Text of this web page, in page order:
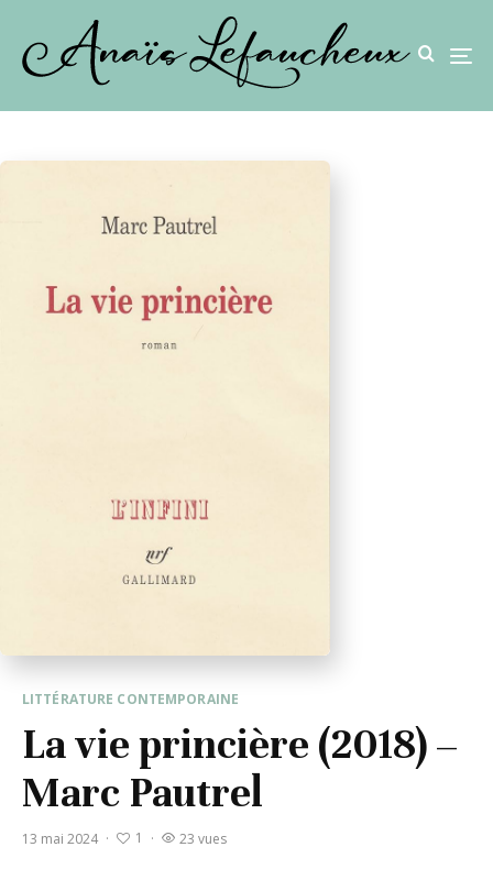
LITTÉRATURE CONTEMPORAINE
La vie princière (2018) –
Marc Pautrel
13 mai 2024 · 1 · 23 vues